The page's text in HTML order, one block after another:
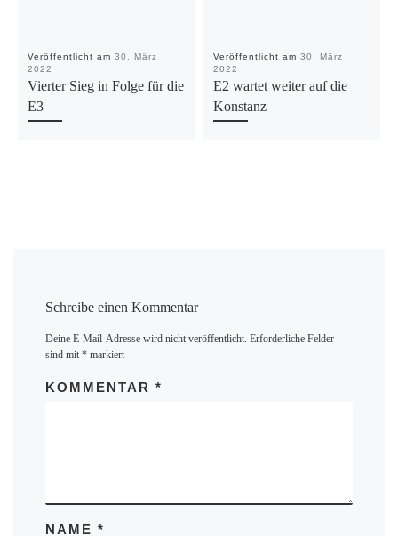
Veröffentlicht am30. März
2022
Vierter Sieg in Folge für die
E3
Veröffentlicht am30. März
2022
E2 wartet weiter auf die
Konstanz
Schreibe einen Kommentar
Deine E-Mail-Adresse wird nicht veröffentlicht. Erforderliche Felder
sind mit* markiert
KOMMENTAR*
NAME*